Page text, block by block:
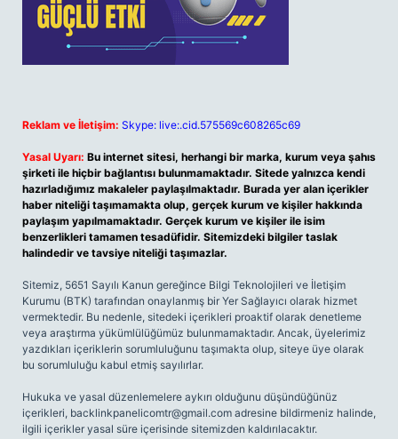
Reklam ve İletişim: Skype: live:.cid.575569c608265c69
Yasal Uyarı: Bu internet sitesi, herhangi bir marka, kurum veya şahıs
şirketi ile hiçbir bağlantısı bulunmamaktadır. Sitede yalnızca kendi
hazırladığımız makaleler paylaşılmaktadır. Burada yer alan içerikler
haber niteliği taşımamakta olup, gerçek kurum ve kişiler hakkında
paylaşım yapılmamaktadır. Gerçek kurum ve kişiler ile isim
benzerlikleri tamamen tesadüfidir. Sitemizdeki bilgiler taslak
halindedir ve tavsiye niteliği taşımazlar.
Sitemiz, 5651 Sayılı Kanun gereğince Bilgi Teknolojileri ve İletişim
Kurumu (BTK) tarafından onaylanmış bir Yer Sağlayıcı olarak hizmet
vermektedir. Bu nedenle, sitedeki içerikleri proaktif olarak denetleme
veya araştırma yükümlülüğümüz bulunmamaktadır. Ancak, üyelerimiz
yazdıkları içeriklerin sorumluluğunu taşımakta olup, siteye üye olarak
bu sorumluluğu kabul etmiş sayılırlar.
Hukuka ve yasal düzenlemelere aykırı olduğunu düşündüğünüz
içerikleri, backlinkpanelicomtr@gmail.com adresine bildirmeniz halinde,
ilgili içerikler yasal süre içerisinde sitemizden kaldırılacaktır.